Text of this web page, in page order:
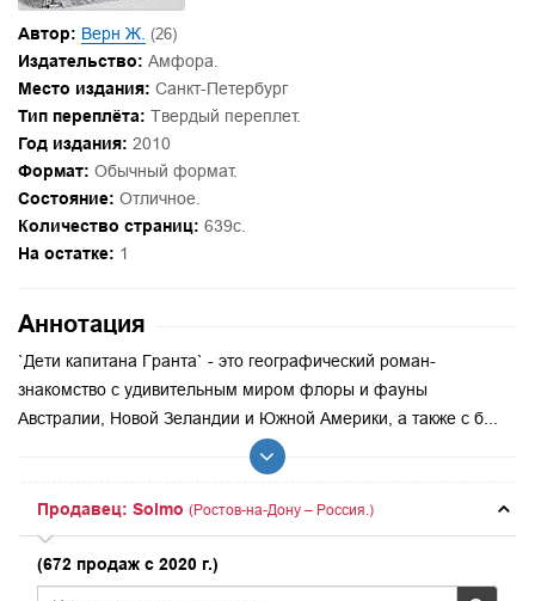
Автор: Верн Ж. (26)
Издательство: Амфора.
Место издания: Санкт-Петербург
Тип переплёта: Твердый переплет.
Год издания: 2010
Формат: Обычный формат.
Состояние: Отличное.
Количество страниц: 639с.
На остатке: 1
Аннотация
`Дети капитана Гранта` - это географический роман-
знакомство с удивительным миром флоры и фауны
Австралии, Новой Зеландии и Южной Америки, а также с б...
Продавец: Solmo (Ростов-на-Дону – Россия.)
(672 продаж с 2020 г.)